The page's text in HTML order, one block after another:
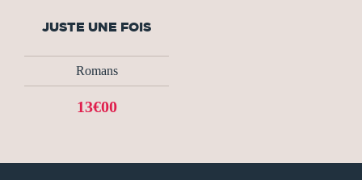
JUSTE UNE FOIS
Romans
13€00